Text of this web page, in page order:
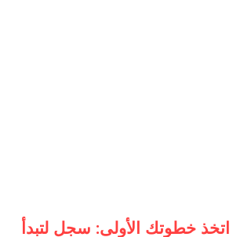
اتخذ خطوتك الأولى: سجل لتبدأ